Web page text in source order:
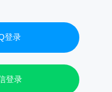
登录
登录